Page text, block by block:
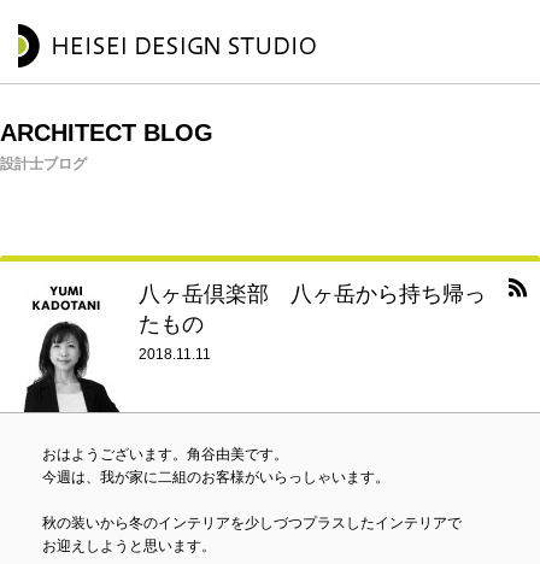
ARCHITECT BLOG
設計士ブログ
八ヶ岳倶楽部 八ヶ岳から持ち帰っ
たもの
2018.11.11
おはようございます。角谷由美です。
今週は、我が家に二組のお客様がいらっしゃいます。
秋の装いから冬のインテリアを少しづつプラスしたインテリアで
お迎えしようと思います。